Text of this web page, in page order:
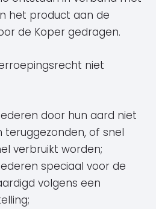
het product aan de
de Koper gedragen.
niet
door hun aard niet
teruggezonden, of snel
verbruikt worden;
speciaal voor de
volgens een